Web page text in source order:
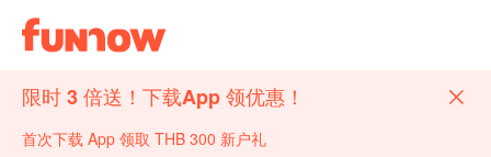
限时 3 倍送！下载App 领优惠！
首次下载 App 领取 THB 300 新户礼